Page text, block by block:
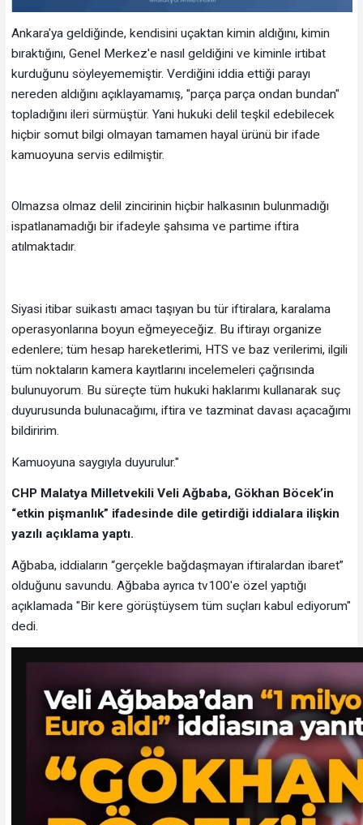
Ankara'ya geldiğinde, kendisini uçaktan kimin aldığını, kimin
bıraktığını, Genel Merkez'e nasıl geldiğini ve kiminle irtibat
kurduğunu söyleyememiştir. Verdiğini iddia ettiği parayı
nereden aldığını açıklayamamış, "parça parça ondan bundan"
topladığını ileri sürmüştür. Yani hukuki delil teşkil edebilecek
hiçbir somut bilgi olmayan tamamen hayal ürünü bir ifade
kamuoyuna servis edilmiştir.
Olmazsa olmaz delil zincirinin hiçbir halkasının bulunmadığı
ispatlanamadığı bir ifadeyle şahsıma ve partime iftira
atılmaktadır.
Siyasi itibar suikastı amacı taşıyan bu tür iftiralara, karalama
operasyonlarına boyun eğmeyeceğiz. Bu iftirayı organize
edenlere; tüm hesap hareketlerimi, HTS ve baz verilerimi, ilgili
tüm noktaların kamera kayıtlarını incelemeleri çağrısında
bulunuyorum. Bu süreçte tüm hukuki haklarımı kullanarak suç
duyurusunda bulunacağımı, iftira ve tazminat davası açacağımı
bildiririm.
Kamuoyuna saygıyla duyurulur."
CHP Malatya Milletvekili Veli Ağbaba, Gökhan Böcek’in
“etkin pişmanlık” ifadesinde dile getirdiği iddialara ilişkin
yazılı açıklama yaptı.
Ağbaba, iddiaların “gerçekle bağdaşmayan iftiralardan ibaret”
olduğunu savundu. Ağbaba ayrıca tv100'e özel yaptığı
açıklamada "Bir kere görüştüysem tüm suçları kabul ediyorum"
dedi.